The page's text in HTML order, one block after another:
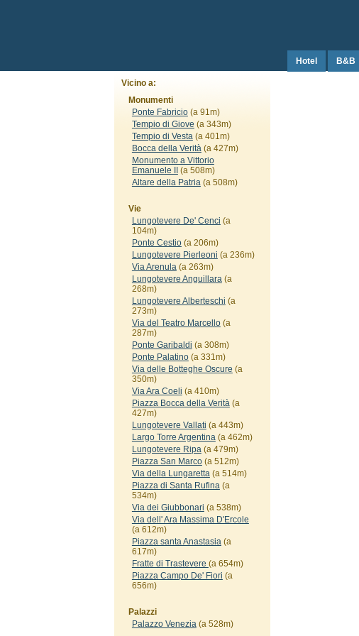
Hotel B&B
Vicino a:
Monumenti
Ponte Fabricio(a 91m)
Tempio di Giove (a 343m)
Tempio di Vesta(a 401m)
Bocca della Verità(a 427m)
Monumento a Vittorio
Emanuele II
(a 508m)
Altare della Patria(a 508m)
Vie
Lungotevere De' Cenci (a
104m)
Ponte Cestio(a 206m)
Lungotevere Pierleoni (a 236m)
Via Arenula(a 263m)
Lungotevere Anguillara(a
268m)
Lungotevere Alberteschi (a
273m)
Via del Teatro Marcello(a
287m)
Ponte Garibaldi (a 308m)
Ponte Palatino(a 331m)
Via delle Botteghe Oscure (a
350m)
Via Ara Coeli (a 410m)
Piazza Bocca della Verità(a
427m)
Lungotevere Vallati (a 443m)
Largo Torre Argentina(a 462m)
Lungotevere Ripa(a 479m)
Piazza San Marco(a 512m)
Via della Lungaretta(a 514m)
Piazza di Santa Rufina(a
534m)
Via dei Giubbonari (a 538m)
Via dell' Ara Massima D'Ercole
(a 612m)
Piazza santa Anastasia(a
617m)
Fratte di Trastevere (a 654m)
Piazza Campo De' Fiori (a
656m)
Palazzi
Palazzo Venezia(a 528m)